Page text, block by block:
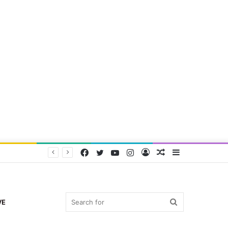
Random
Log
Instagram
YouTube
Twitter
Facebook